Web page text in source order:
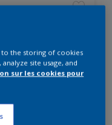
de matières
élevé. Classe 1
13300
to the storing of cookies
site usage, and
sur les cookies pour